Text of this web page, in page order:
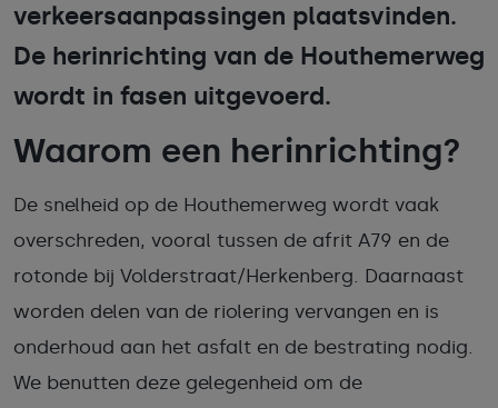
verkeersaanpassingen plaatsvinden.
De herinrichting van de Houthemerweg
wordt in fasen uitgevoerd.
Waarom een herinrichting?
De snelheid op de Houthemerweg wordt vaak
overschreden, vooral tussen de afrit A79 en de
rotonde bij Volderstraat/Herkenberg. Daarnaast
worden delen van de riolering vervangen en is
onderhoud aan het asfalt en de bestrating nodig.
We benutten deze gelegenheid om de